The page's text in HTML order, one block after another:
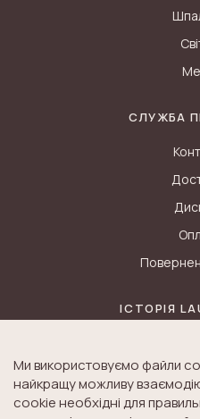
СЛУЖБА
ІСТОРІЯ
Історія
Ми використовуємо файли
найкращу можливу
cookie необхідні для